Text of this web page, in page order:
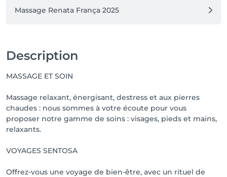
Massage Renata França 2025
Description
MASSAGE ET SOIN
Massage relaxant, énergisant, destress et aux pierres
chaudes : nous sommes à votre écoute pour vous
proposer notre gamme de soins : visages, pieds et mains,
relaxants.
VOYAGES SENTOSA
Offrez-vous une voyage de bien-être, avec un rituel de